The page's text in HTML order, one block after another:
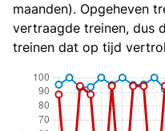
maanden). Opgeheven
vertraagde treinen, dus
treinen dat op tijd